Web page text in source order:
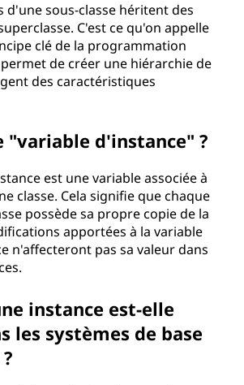
d'une sous-classe héritent des
C'est ce qu'on appelle
clé de la programmation
de créer une hiérarchie de
des caractéristiques
"variable d'instance" ?
est une variable associée à
classe. Cela signifie que chaque
possède sa propre copie de la
apportées à la variable
n'affecteront pas sa valeur dans
instance est-elle
les systèmes de base